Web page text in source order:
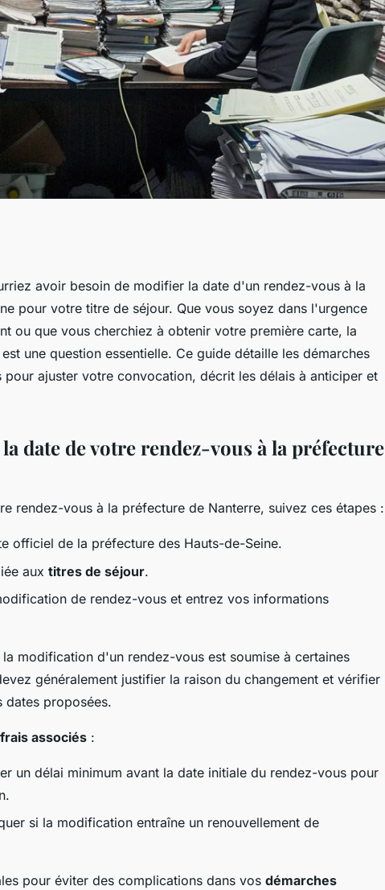
la date d'un
pour
titre de
avoir besoin de modifier la date d'un rendez-vous à la
pour votre titre de séjour. Que vous soyez dans l'urgence
ou que vous cherchiez à obtenir votre première carte, la
une question essentielle. Ce guide détaille les démarches
pour ajuster votre convocation, décrit les délais à anticiper et
date de votre rendez-vous à la préfecture
rendez-vous à la préfecture de Nanterre, suivez ces étapes :
officiel de la préfecture des Hauts-de-Seine.
aux titres de séjour.
de rendez-vous et entrez vos informations
modification d'un rendez-vous est soumise à certaines
généralement justifier la raison du changement et vérifier
dates proposées.
frais associés :
un délai minimum avant la date initiale du rendez-vous pour
si la modification entraîne un renouvellement de
pour éviter des complications dans vos démarches